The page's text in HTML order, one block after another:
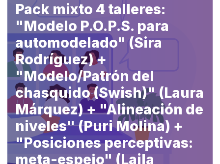
Pack mixto 4 talleres:
"Modelo P.O.P.S. para
automodelado" (Sira
Rodríguez) +
"Modelo/Patrón del
chasquido (Swish)" (Laura
Márquez) + "Alineación de
niveles" (Puri Molina) +
"Posiciones perceptivas:
meta-espejo" (Laila